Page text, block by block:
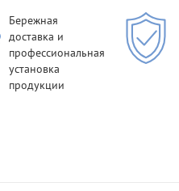
Бережная
доставка и
профессиональная
установка
продукции